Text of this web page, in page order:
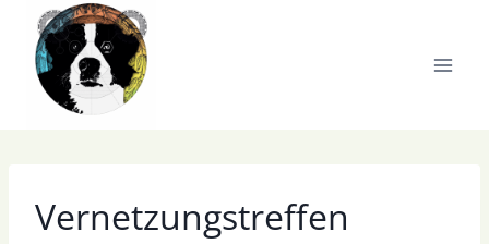
Inhalt
springen
Vernetzungstreffen